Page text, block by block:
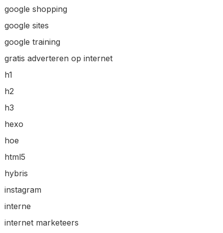
google shopping
google sites
google training
gratis adverteren op internet
h1
h2
h3
hexo
hoe
html5
hybris
instagram
interne
internet marketeers